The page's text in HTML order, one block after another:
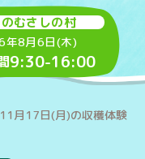
むさしの村
年8月6日(木)
9:30-16:00
11月17日(月)の収穫体験